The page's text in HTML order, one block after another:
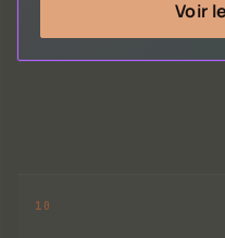
Voir